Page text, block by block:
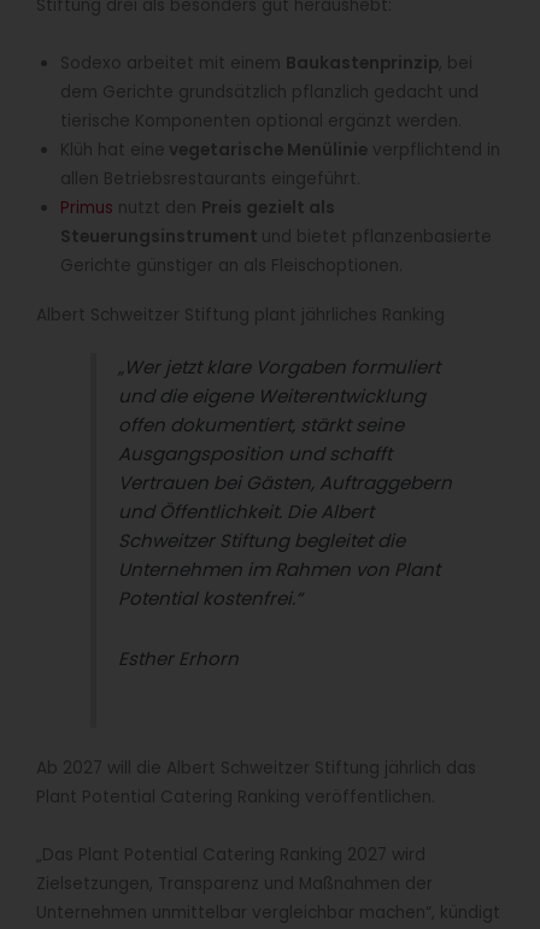
Stiftung drei als besonders gut heraushebt:
Sodexo arbeitet mit einem Baukastenprinzip, bei
dem Gerichte grundsätzlich pflanzlich gedacht und
tierische Komponenten optional ergänzt werden.
Klüh hat eine vegetarische Menülinie verpflichtend in
allen Betriebsrestaurants eingeführt.
Primus nutzt den Preis gezielt als
Steuerungsinstrument und bietet pflanzenbasierte
Gerichte günstiger an als Fleischoptionen.
Albert Schweitzer Stiftung plant jährliches Ranking
„Wer jetzt klare Vorgaben formuliert
und die eigene Weiterentwicklung
offen dokumentiert, stärkt seine
Ausgangsposition und schafft
Vertrauen bei Gästen, Auftraggebern
und Öffentlichkeit. Die Albert
Schweitzer Stiftung begleitet die
Unternehmen im Rahmen von Plant
Potential kostenfrei.“
Esther Erhorn
Ab 2027 will die Albert Schweitzer Stiftung jährlich das
Plant Potential Catering Ranking veröffentlichen.
„Das Plant Potential Catering Ranking 2027 wird
Zielsetzungen, Transparenz und Maßnahmen der
Unternehmen unmittelbar vergleichbar machen“, kündigt